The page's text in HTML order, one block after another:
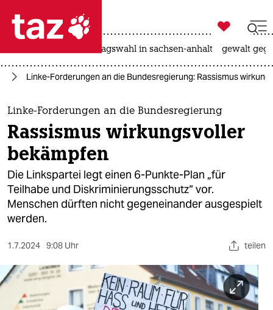
 taz zahl ich
taz zahl ich
themen
politik
öko
gesellschaft
kultur
sport
berlin
nord

taz zahl ich
landtagswahl in sachsen-anhalt gewalt
Linke-Forderungen an die Bundesregierung: Rassismus
Linke-Forderungen an die Bundesregierung
Rassismus wirkungsvoller
bekämpfen
Die Linkspartei legt einen 6-Punkte-Plan „für
Teilhabe und Diskriminierungsschutz“ vor.
Menschen dürften nicht gegeneinander ausgespielt
werden.
1.7.2024 9:08 Uhr teilen